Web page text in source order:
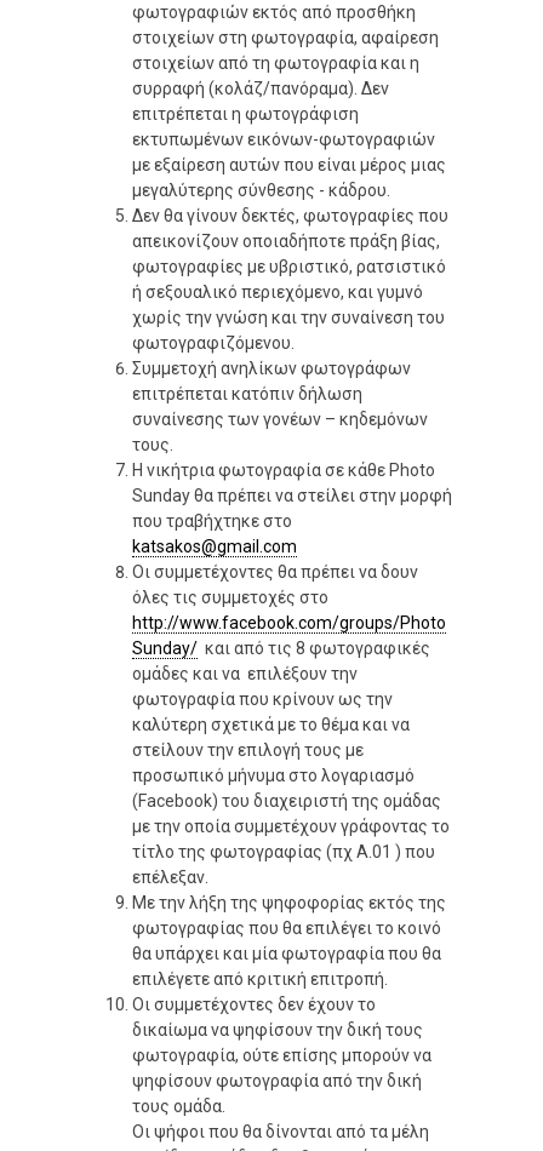
φωτογραφιών εκτός από προσθήκη
στοιχείων στη φωτογραφία, αφαίρεση
στοιχείων από τη φωτογραφία και η
συρραφή (κολάζ/πανόραμα). Δεν
επιτρέπεται η φωτογράφιση
εκτυπωμένων εικόνων-φωτογραφιών
με εξαίρεση αυτών που είναι μέρος μιας
μεγαλύτερης σύνθεσης - κάδρου.
Δεν θα γίνουν δεκτές, φωτογραφίες που
απεικονίζουν οποιαδήποτε πράξη βίας,
φωτογραφίες με υβριστικό, ρατσιστικό
ή σεξουαλικό περιεχόμενο, και γυμνό
χωρίς την γνώση και την συναίνεση του
φωτογραφιζόμενου.
Συμμετοχή ανηλίκων φωτογράφων
επιτρέπεται κατόπιν δήλωση
συναίνεσης των γονέων – κηδεμόνων
τους.
Η νικήτρια φωτογραφία σε κάθε Photo
Sunday θα πρέπει να στείλει στην μορφή
που τραβήχτηκε στο
katsakos@gmail.com
Οι συμμετέχοντες θα πρέπει να δουν
όλες τις συμμετοχές στο
http://www.facebook.com/groups/Photo
Sunday/ και από τις 8 φωτογραφικές
ομάδες και να επιλέξουν την
φωτογραφία που κρίνουν ως την
καλύτερη σχετικά με το θέμα και να
στείλουν την επιλογή τους με
προσωπικό μήνυμα στο λογαριασμό
(Facebook) του διαχειριστή της ομάδας
με την οποία συμμετέχουν γράφοντας το
τίτλο της φωτογραφίας (πχ A.01 ) που
επέλεξαν.
Με την λήξη της ψηφοφορίας εκτός της
φωτογραφίας που θα επιλέγει το κοινό
θα υπάρχει και μία φωτογραφία που θα
επιλέγετε από κριτική επιτροπή.
Οι συμμετέχοντες δεν έχουν το
δικαίωμα να ψηφίσουν την δική τους
φωτογραφία, ούτε επίσης μπορούν να
ψηφίσουν φωτογραφία από την δική
τους ομάδα.
Οι ψήφοι που θα δίνονται από τα μέλη